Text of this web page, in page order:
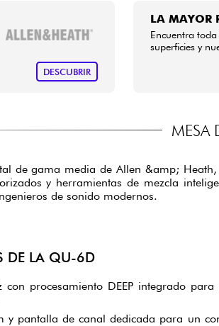
DESCUBRIR
LA MAYOR
Encuentra
superficies y
MESA
de gama media de Allen &amp; Heath,
y herramientas de mezcla
de sonido modernos.
DE LA QU-6D
con procesamiento DEEP integrado para
y pantalla de canal dedicada para un